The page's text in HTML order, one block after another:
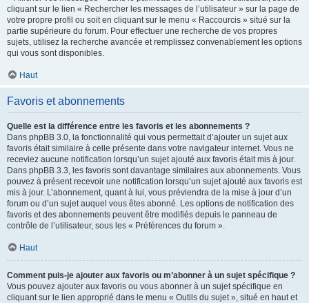
cliquant sur le lien « Rechercher les messages de l’utilisateur » sur la page de
votre propre profil ou soit en cliquant sur le menu « Raccourcis » situé sur la
partie supérieure du forum. Pour effectuer une recherche de vos propres
sujets, utilisez la recherche avancée et remplissez convenablement les options
qui vous sont disponibles.
Haut
Favoris et abonnements
Quelle est la différence entre les favoris et les abonnements ?
Dans phpBB 3.0, la fonctionnalité qui vous permettait d’ajouter un sujet aux
favoris était similaire à celle présente dans votre navigateur internet. Vous ne
receviez aucune notification lorsqu’un sujet ajouté aux favoris était mis à jour.
Dans phpBB 3.3, les favoris sont davantage similaires aux abonnements. Vous
pouvez à présent recevoir une notification lorsqu’un sujet ajouté aux favoris est
mis à jour. L’abonnement, quant à lui, vous préviendra de la mise à jour d’un
forum ou d’un sujet auquel vous êtes abonné. Les options de notification des
favoris et des abonnements peuvent être modifiés depuis le panneau de
contrôle de l’utilisateur, sous les « Préférences du forum ».
Haut
Comment puis-je ajouter aux favoris ou m’abonner à un sujet spécifique ?
Vous pouvez ajouter aux favoris ou vous abonner à un sujet spécifique en
cliquant sur le lien approprié dans le menu « Outils du sujet », situé en haut et